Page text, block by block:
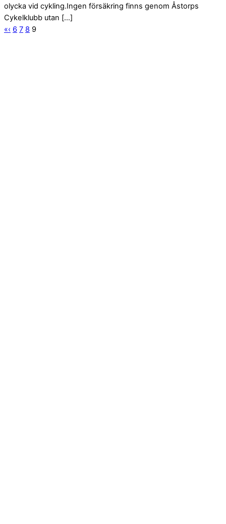
olycka vid cykling.Ingen försäkring finns genom Åstorps
Cykelklubb utan […]
«‹ 6 7 8 9